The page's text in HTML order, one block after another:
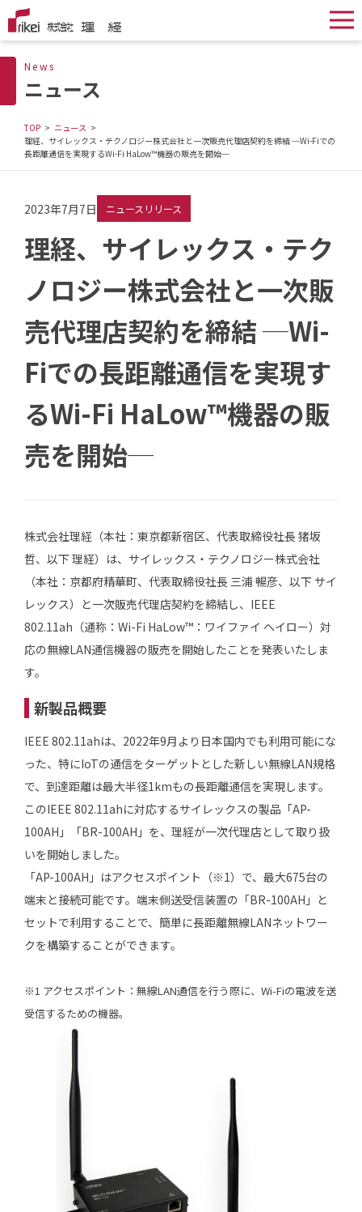
News
ニュース
TOP
ニュース
理経、サイレックス・テクノロジー株式会社と一次販売代理店契約を締結 ─Wi-Fiでの
長距離通信を実現するWi-Fi HaLow™機器の販売を開始─
2023年7月7日 ニュースリリース
理経、サイレックス・テク
ノロジー株式会社と一次販
売代理店契約を締結 ─Wi-
Fiでの長距離通信を実現す
るWi-Fi HaLow™機器の販
売を開始─
株式会社理経（本社：東京都新宿区、代表取締役社長 猪坂
哲、以下 理経）は、サイレックス・テクノロジー株式会社
（本社：京都府精華町、代表取締役社長 三浦 暢彦、以下 サイ
レックス）と一次販売代理店契約を締結し、IEEE
802.11ah（通称：Wi-Fi HaLow™：ワイファイ ヘイロー）対
応の無線LAN通信機器の販売を開始したことを発表いたしま
す。
新製品概要
IEEE 802.11ahは、2022年9月より日本国内でも利用可能にな
った、特にIoTの通信をターゲットとした新しい無線LAN規格
で、到達距離は最大半径1kmもの長距離通信を実現します。
このIEEE 802.11ahに対応するサイレックスの製品「AP-
100AH」「BR-100AH」を、理経が一次代理店として取り扱
いを開始しました。
「AP-100AH」はアクセスポイント（※1）で、最大675台の
端末と接続可能です。端末側送受信装置の「BR-100AH」と
セットで利用することで、簡単に長距離無線LANネットワー
クを構築することができます。
※1 アクセスポイント：無線LAN通信を行う際に、Wi-Fiの電波を送
受信するための機器。